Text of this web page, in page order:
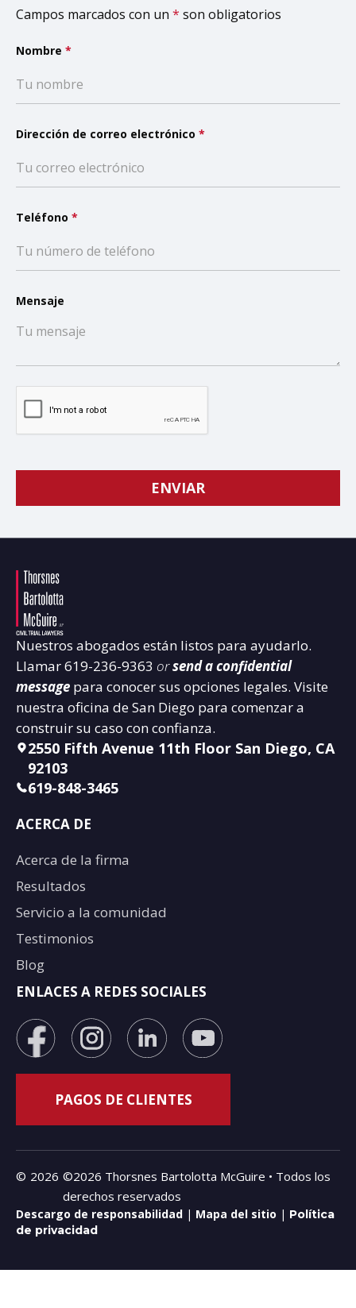
Campos marcados con un * son obligatorios
Nombre *
Dirección de correo electrónico *
Teléfono *
Mensaje
Nuestros abogados están listos para ayudarlo.
Llamar619-236-9363 orsend a confidential
message para conocer sus opciones legales. Visite
nuestra oficina de San Diego para comenzar a
construir su caso con confianza.
2550 Fifth Avenue 11th Floor San Diego, CA
92103
619-848-3465
ACERCA DE
Acerca de la firma
Resultados
Servicio a la comunidad
Testimonios
Blog
ENLACES A REDES SOCIALES
© 2026 ©2026 Thorsnes Bartolotta McGuire • Todos los
derechos reservados
Descargo de responsabilidad | Mapa del sitio | Política
de privacidad